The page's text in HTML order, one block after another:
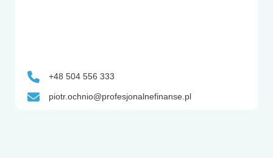
+48 504 556 333
piotr.ochnio@profesjonalnefinanse.pl